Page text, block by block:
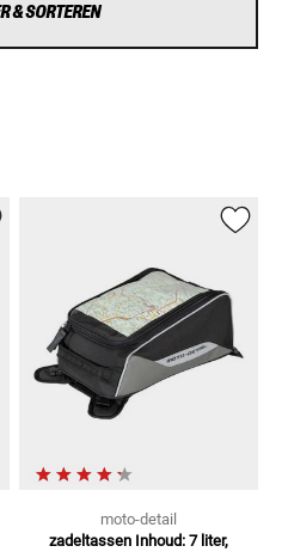
& SORTEREN
moto-detail
zadeltassen Inhoud: 7 liter,